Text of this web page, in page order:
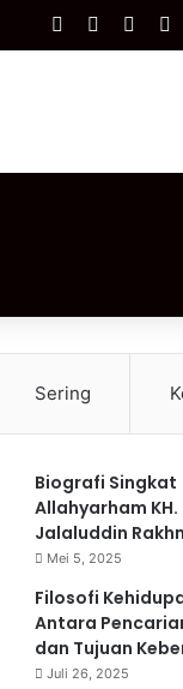
Facebook
Sering
Biografi Singkat
Allahyarham KH.
Jalaluddin
Mei 5, 2025
Filosofi
Antara
dan Tujuan
Juli 26, 2025